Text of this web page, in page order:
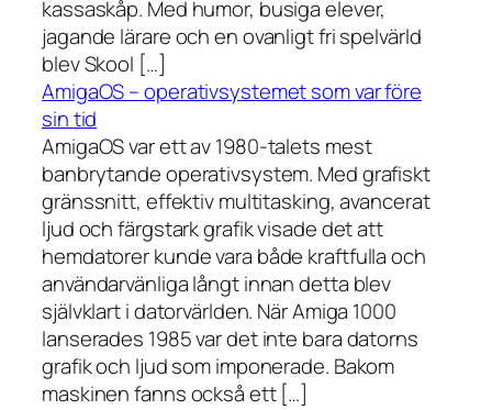
kassaskåp. Med humor, busiga elever,
jagande lärare och en ovanligt fri spelvärld
blev Skool […]
AmigaOS – operativsystemet som var före
sin tid
AmigaOS var ett av 1980-talets mest
banbrytande operativsystem. Med grafiskt
gränssnitt, effektiv multitasking, avancerat
ljud och färgstark grafik visade det att
hemdatorer kunde vara både kraftfulla och
användarvänliga långt innan detta blev
självklart i datorvärlden. När Amiga 1000
lanserades 1985 var det inte bara datorns
grafik och ljud som imponerade. Bakom
maskinen fanns också ett […]